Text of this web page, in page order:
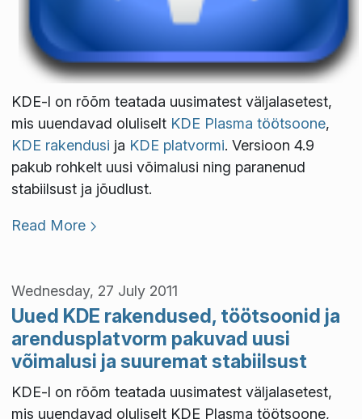
KDE-l on rõõm teatada uusimatest väljalasetest,
mis uuendavad oluliselt KDE Plasma töötsoone,
KDE rakendusi ja KDE platvormi. Versioon 4.9
pakub rohkelt uusi võimalusi ning paranenud
stabiilsust ja jõudlust.
Read More
Wednesday, 27 July 2011
Uued KDE rakendused, töötsoonid ja
arendusplatvorm pakuvad uusi
võimalusi ja suuremat stabiilsust
KDE-l on rõõm teatada uusimatest väljalasetest,
mis uuendavad oluliselt KDE Plasma töötsoone,